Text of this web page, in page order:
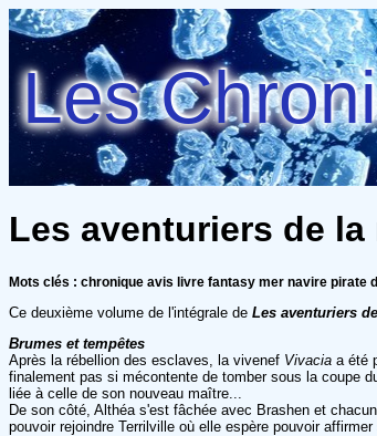
Les
Les aventuriers de
Mots clés : chronique avis livre fantasy mer navire pirate
Ce deuxième volume de l'intégrale de Les aventuriers
Brumes et tempêtes
Après la rébellion des esclaves, la vivenef Vivacia a été
finalement pas si mécontente de tomber sous la coupe
liée à celle de son nouveau maître...
De son côté, Althéa s'est fâchée avec Brashen et
pouvoir rejoindre Terrilville où elle espère pouvoir